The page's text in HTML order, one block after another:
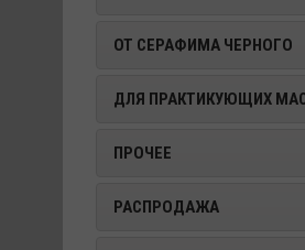
ОТ СЕРАФИМА ЧЕРНОГО
ДЛЯ ПРАКТИКУЮЩИХ
ПРОЧЕЕ
РАСПРОДАЖА